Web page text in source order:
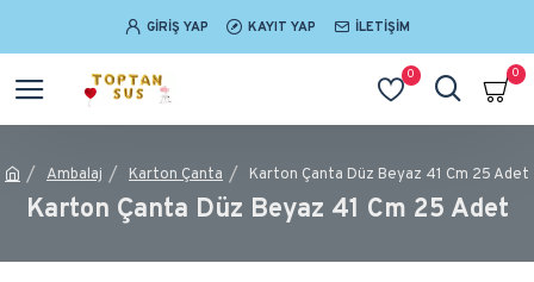
GIRIŞ YAP KAYIT YAP İLETIŞIM
0 0
Ambalaj Karton Çanta Karton Çanta Düz Beyaz 41 Cm 25 Adet
Karton Çanta Düz Beyaz 41 Cm 25 Adet